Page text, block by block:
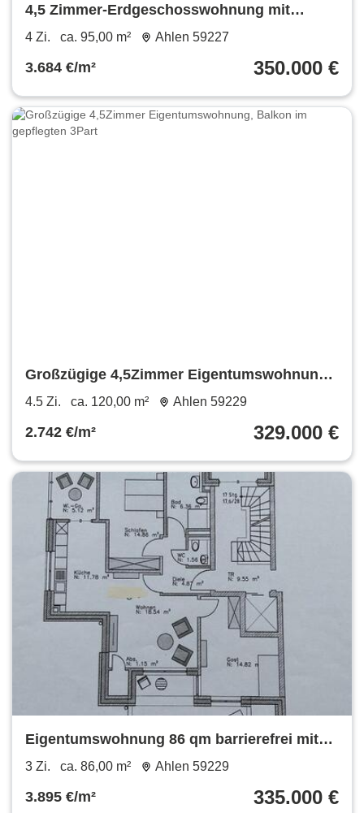
4,5 Zimmer-Erdgeschosswohnung mit
großem Garten
4 Zi. ca. 95,00 m² Ahlen 59227
3.684 €/m² 350.000 €
Großzügige 4,5Zimmer Eigentumswohnung,
Balkon im gepflegten 3Part
4.5 Zi. ca. 120,00 m² Ahlen 59229
2.742 €/m² 329.000 €
Eigentumswohnung 86 qm barrierefrei mit
Aufzug
3 Zi. ca. 86,00 m² Ahlen 59229
3.895 €/m² 335.000 €